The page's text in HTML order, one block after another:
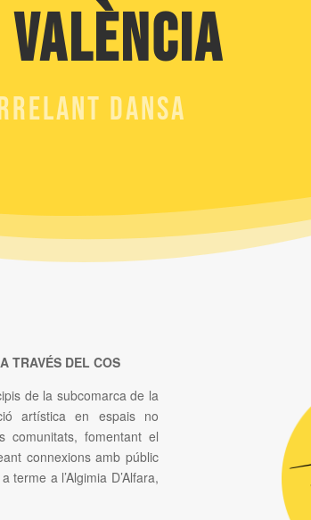
València
DANSA
TRAVÉS DEL COS
de la subcomarca de la
artística en espais no
comunitats, fomentant el
connexions amb públic
a l’Algimia D’Alfara,